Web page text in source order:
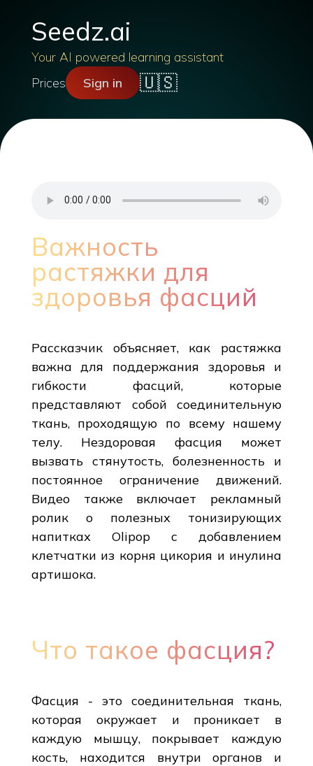
Seedz.ai
Your AI powered learning assistant
Prices
Sign in 🇺🇸
Важность
растяжки для
здоровья фасций
Рассказчик объясняет, как растяжка
важна для поддержания здоровья и
гибкости фасций, которые
представляют собой соединительную
ткань, проходящую по всему нашему
телу. Нездоровая фасция может
вызвать стянутость, болезненность и
постоянное ограничение движений.
Видео также включает рекламный
ролик о полезных тонизирующих
напитках Olipop с добавлением
клетчатки из корня цикория и инулина
артишока.
Что такое фасция?
Фасция - это соединительная ткань,
которая окружает и проникает в
каждую мышцу, покрывает каждую
кость, находится внутри органов и